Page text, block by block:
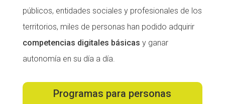
públicos, entidades sociales y profesionales de los
territorios, miles de personas han podido adquirir
competencias digitales básicas y ganar
autonomía en su día a día.
Programas para personas
ACTUALITAT
Notícies
Butlletins
Fundesplai als mitjans